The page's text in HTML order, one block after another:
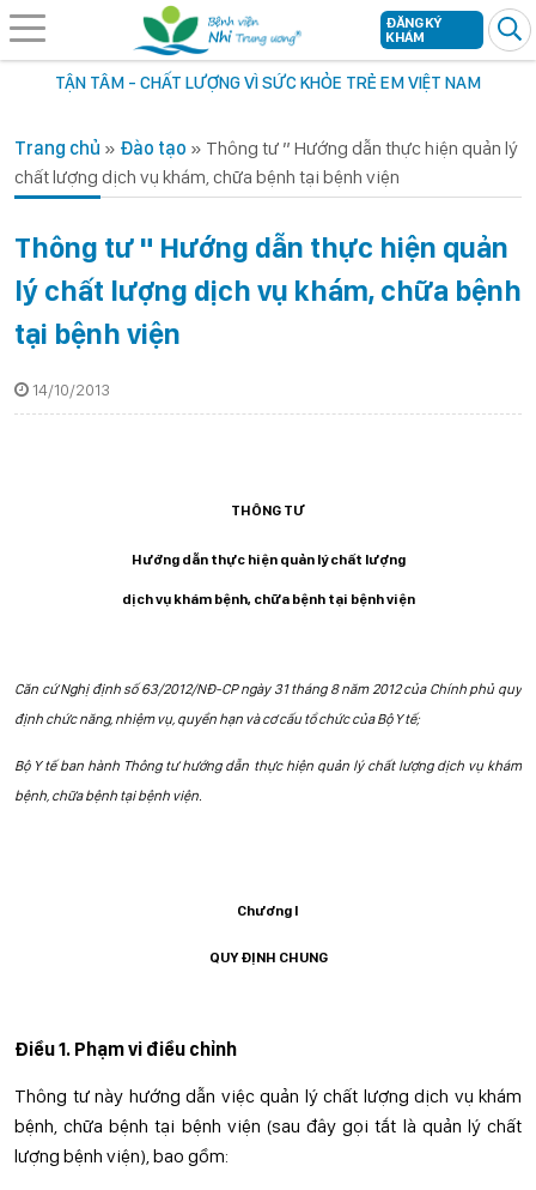
TẬN TÂM - CHẤT LƯỢNG VÌ SỨC KHỎE TRẺ EM VIỆT NAM
ĐĂNG KÝ
KHÁM
Trang chủ » Đào tạo » Thông tư ” Hướng dẫn thực hiện quản lý
chất lượng dịch vụ khám, chữa bệnh tại bệnh viện
Thông tư " Hướng dẫn thực hiện quản
lý chất lượng dịch vụ khám, chữa bệnh
tại bệnh viện
14/10/2013
THÔNG TƯ
Hướng dẫn thực hiện quản lý chất lượng
dịch vụ khám bệnh, chữa bệnh tại bệnh viện
Căn cứ Nghị định số 63/2012/NĐ-CP ngày 31 tháng 8 năm 2012 của Chính phủ quy
định chức năng, nhiệm vụ, quyền hạn và cơ cấu tổ chức của Bộ Y tế;
Bộ Y tế ban hành Thông tư hướng dẫn thực hiện quản lý chất lượng dịch vụ khám
bệnh, chữa bệnh tại bệnh viện.
Chương I
QUY ĐỊNH CHUNG
Điều 1. Phạm vi điều chỉnh
Thông tư này hướng dẫn việc quản lý chất lượng dịch vụ khám
bệnh, chữa bệnh tại bệnh viện (sau đây gọi tắt là quản lý chất
lượng bệnh viện), bao gồm: